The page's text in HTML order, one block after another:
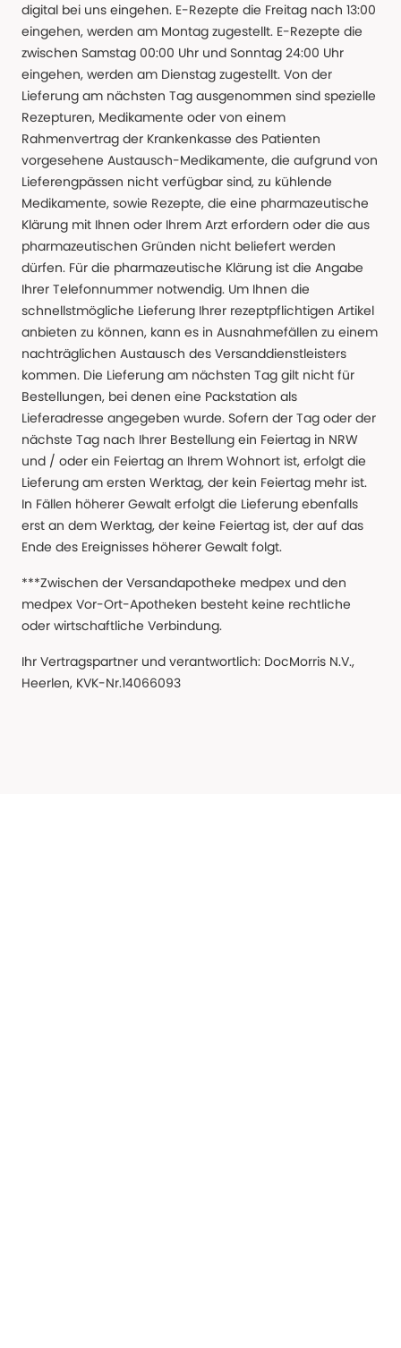
digital bei uns eingehen. E-Rezepte die Freitag nach 13:00
eingehen, werden am Montag zugestellt. E-Rezepte die
zwischen Samstag 00:00 Uhr und Sonntag 24:00 Uhr
eingehen, werden am Dienstag zugestellt. Von der
Lieferung am nächsten Tag ausgenommen sind spezielle
Rezepturen, Medikamente oder von einem
Rahmenvertrag der Krankenkasse des Patienten
vorgesehene Austausch-Medikamente, die aufgrund von
Lieferengpässen nicht verfügbar sind, zu kühlende
Medikamente, sowie Rezepte, die eine pharmazeutische
Klärung mit Ihnen oder Ihrem Arzt erfordern oder die aus
pharmazeutischen Gründen nicht beliefert werden
dürfen. Für die pharmazeutische Klärung ist die Angabe
Ihrer Telefonnummer notwendig. Um Ihnen die
schnellstmögliche Lieferung Ihrer rezeptpflichtigen Artikel
anbieten zu können, kann es in Ausnahmefällen zu einem
nachträglichen Austausch des Versanddienstleisters
kommen. Die Lieferung am nächsten Tag gilt nicht für
Bestellungen, bei denen eine Packstation als
Lieferadresse angegeben wurde. Sofern der Tag oder der
nächste Tag nach Ihrer Bestellung ein Feiertag in NRW
und / oder ein Feiertag an Ihrem Wohnort ist, erfolgt die
Lieferung am ersten Werktag, der kein Feiertag mehr ist.
In Fällen höherer Gewalt erfolgt die Lieferung ebenfalls
erst an dem Werktag, der keine Feiertag ist, der auf das
Ende des Ereignisses höherer Gewalt folgt.
***Zwischen der Versandapotheke medpex und den
medpex Vor-Ort-Apotheken besteht keine rechtliche
oder wirtschaftliche Verbindung.
Ihr Vertragspartner und verantwortlich: DocMorris N.V.,
Heerlen, KVK-Nr.14066093